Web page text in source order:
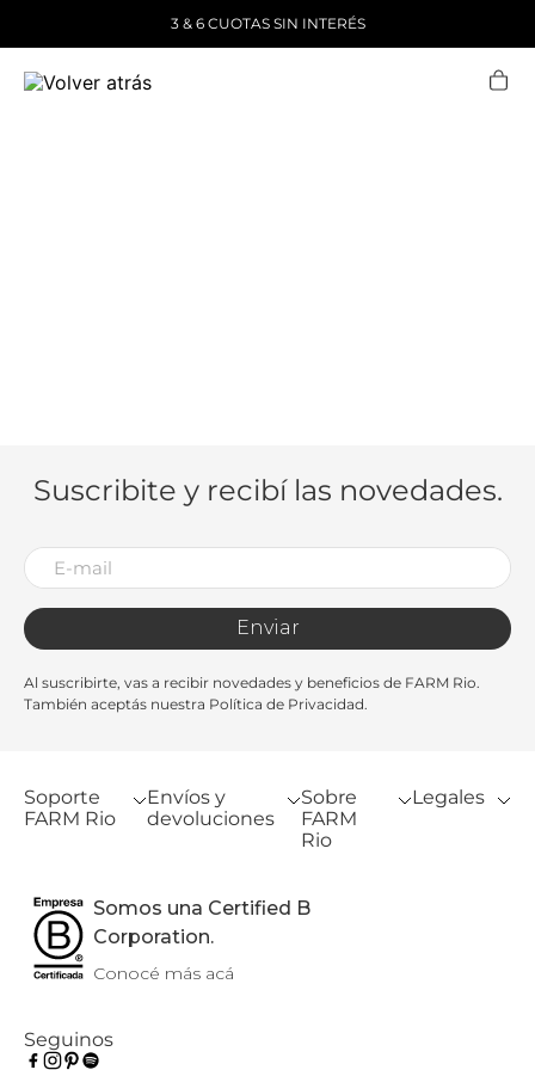
3 & 6 CUOTAS SIN INTERÉS
Suscribite y recibí las novedades.
Enviar
Al suscribirte, vas a recibir novedades y beneficios de FARM Rio.
También aceptás nuestra Política de Privacidad.
Soporte
FARM Rio
Envíos y
devoluciones
Sobre
FARM
Rio
Legales
Somos una Certified B
Corporation.
Conocé más acá
Seguinos